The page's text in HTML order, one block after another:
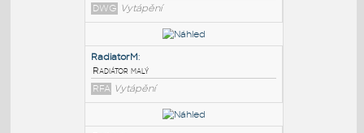
Radiátor, článkové otopné těleso - pohled